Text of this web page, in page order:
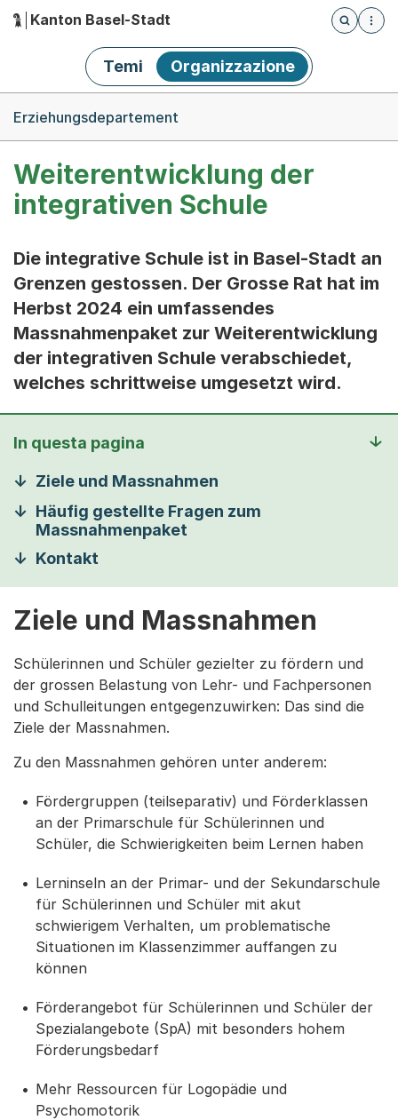
Hauptnavigation
Kanton Basel-Stadt
Öffnet
Temi Organizzazione
Erziehungsdepartement
Weiterentwicklung der
integrativen Schule
Die integrative Schule ist in Basel-Stadt an
Grenzen gestossen. Der Grosse Rat hat im
Herbst 2024 ein umfassendes
Massnahmenpaket zur Weiterentwicklung
der integrativen Schule verabschiedet,
welches schrittweise umgesetzt wird.
In questa pagina
Ziele und Massnahmen
Häufig gestellte Fragen zum
Massnahmenpaket
Kontakt
Ziele und Massnahmen
Schülerinnen und Schüler gezielter zu fördern und
der grossen Belastung von Lehr- und Fachpersonen
und Schulleitungen entgegenzuwirken: Das sind die
Ziele der Massnahmen.
Zu den Massnahmen gehören unter anderem:
Fördergruppen (teilseparativ) und Förderklassen
an der Primarschule für Schülerinnen und
Schüler, die Schwierigkeiten beim Lernen haben
Lerninseln an der Primar- und der Sekundarschule
für Schülerinnen und Schüler mit akut
schwierigem Verhalten, um problematische
Situationen im Klassenzimmer auffangen zu
können
Förderangebot für Schülerinnen und Schüler der
Spezialangebote (SpA) mit besonders hohem
Förderungsbedarf
Mehr Ressourcen für Logopädie und
Psychomotorik